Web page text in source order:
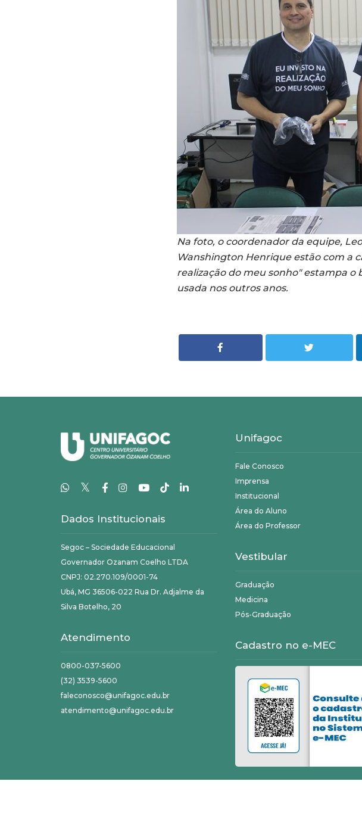
Na foto, o coordenador da equipe,
Wanshington Henrique estão com a
realização do meu sonho" estampa
usada nos outros anos.
𝕏
Dados Institucionais
Segoc – Sociedade Educacional
Governador Ozanam Coelho LTDA
CNPJ: 02.270.109/0001-74
Ubá, MG 36506-022 Rua Dr. Adjalme da
Silva Botelho, 20
Atendimento
0800-037-5600
(32) 3539-5600
faleconosco@unifagoc.edu.br
atendimento@unifagoc.edu.br
Unifagoc
Fale Conosco
Imprensa
Institucional
Área do Aluno
Área do Professor
Vestibular
Graduação
Medicina
Pós-Graduação
Cadastro no e-MEC